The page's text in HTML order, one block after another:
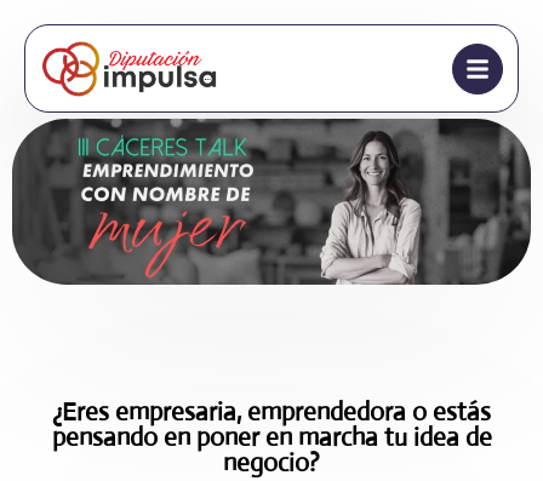
¿Eres empresaria, emprendedora o estás
pensando en poner en marcha tu idea de
negocio?